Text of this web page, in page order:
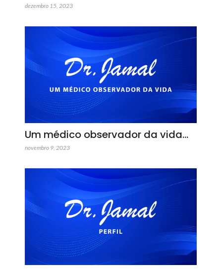
dezembro 15, 2023
Um médico observador da vida…
novembro 9, 2023